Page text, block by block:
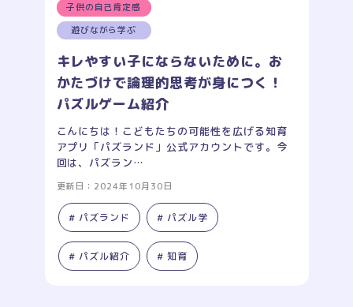
子供の自己肯定感
遊びながら学ぶ
キレやすい子にならないために。お
かたづけで論理的思考が身につく！
パズルゲーム紹介
こんにちは！こどもたちの可能性を広げる知育
アプリ「パズランド」公式アカウントです。今
回は、パズラン…
更新日：2024年10月30日
# パズランド # パズル学
# パズル紹介 # 知育